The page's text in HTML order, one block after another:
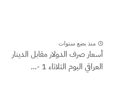
منذ بضع سنوات
أسعار صرف الدولار مقابل الدينار
العراقي اليوم الثلاثاء 1 -...